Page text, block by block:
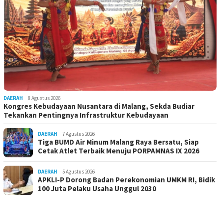
DAERAH 8 Agustus 2026
Kongres Kebudayaan Nusantara di Malang, Sekda Budiar
Tekankan Pentingnya Infrastruktur Kebudayaan
DAERAH 7 Agustus 2026
Tiga BUMD Air Minum Malang Raya Bersatu, Siap
Cetak Atlet Terbaik Menuju PORPAMNAS IX 2026
DAERAH 5 Agustus 2026
APKLI-P Dorong Badan Perekonomian UMKM RI, Bidik
100 Juta Pelaku Usaha Unggul 2030